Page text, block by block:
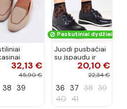
spalvos
32,13 €
45,90 €
38 39
Paskutiniai dydžiai!
Juodi pusbačiai
su įspaudu ir
kvadratiniu
priekiu Kerawa
20,10 €
22,34 €
36 37 38 39
40 41